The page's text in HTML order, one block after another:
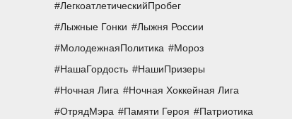
ЛегкоатлетическийПробег
Лыжные Гонки
Лыжня России
МолодежнаяПолитика
Мороз
НашаГордость
НашиПризеры
Ночная Лига
Ночная Хоккейная Лига
ОтрядМэра
Памяти Героя
Патриотика